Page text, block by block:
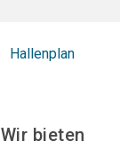
Hallenplan
Wir bieten